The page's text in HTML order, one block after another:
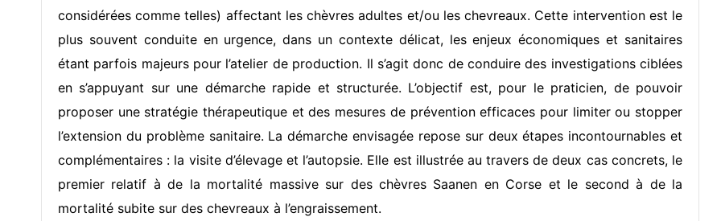
considérées comme telles) affectant les chèvres adultes et/ou les chevreaux. Cette intervention est le
plus souvent conduite en urgence, dans un contexte délicat, les enjeux économiques et sanitaires
étant parfois majeurs pour l’atelier de production. Il s’agit donc de conduire des investigations ciblées
en s’appuyant sur une démarche rapide et structurée. L’objectif est, pour le praticien, de pouvoir
proposer une stratégie thérapeutique et des mesures de prévention efficaces pour limiter ou stopper
l’extension du problème sanitaire. La démarche envisagée repose sur deux étapes incontournables et
complémentaires : la visite d’élevage et l’autopsie. Elle est illustrée au travers de deux cas concrets, le
premier relatif à de la mortalité massive sur des chèvres Saanen en Corse et le second à de la
mortalité subite sur des chevreaux à l’engraissement.